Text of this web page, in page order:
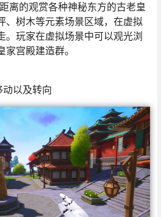
离的观赏各种神秘东方的古老皇
、树木等元素场景区域，在虚拟
。玩家在虚拟场景中可以观光浏
宫殿建造群。
以及转向